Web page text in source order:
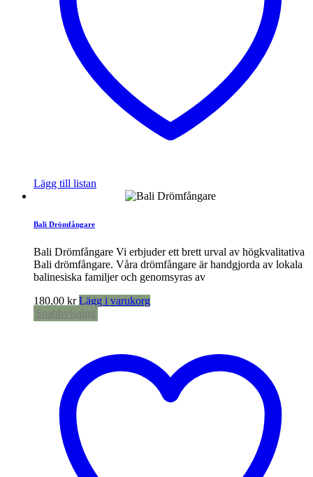
Lägg till listan
Bali Drömfångare
Bali Drömfångare Vi erbjuder ett brett urval av högkvalitativa
Bali drömfångare. Våra drömfångare är handgjorda av lokala
balinesiska familjer och genomsyras av
180,00 kr Lägg i varukorg
Snabbvisning